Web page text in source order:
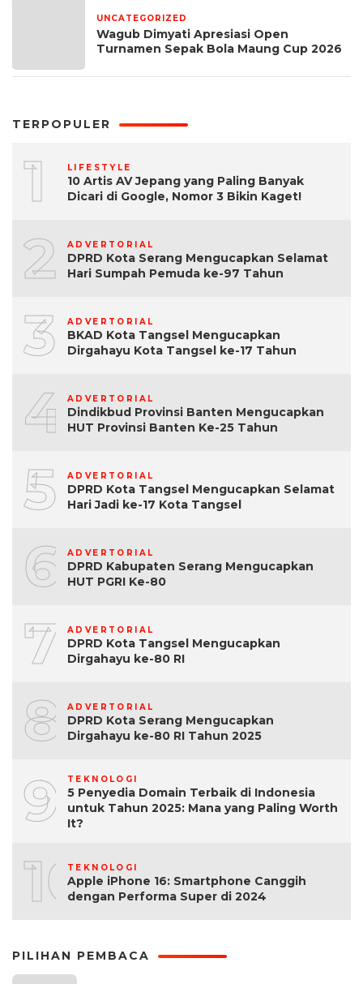
UNCATEGORIZED
Wagub Dimyati Apresiasi Open
Turnamen Sepak Bola Maung Cup 2026
TERPOPULER
1 LIFESTYLE
10 Artis AV Jepang yang Paling Banyak
Dicari di Google, Nomor 3 Bikin Kaget!
2 ADVERTORIAL
DPRD Kota Serang Mengucapkan Selamat
Hari Sumpah Pemuda ke-97 Tahun
3 ADVERTORIAL
BKAD Kota Tangsel Mengucapkan
Dirgahayu Kota Tangsel ke-17 Tahun
4 ADVERTORIAL
Dindikbud Provinsi Banten Mengucapkan
HUT Provinsi Banten Ke-25 Tahun
5 ADVERTORIAL
DPRD Kota Tangsel Mengucapkan Selamat
Hari Jadi ke-17 Kota Tangsel
6 ADVERTORIAL
DPRD Kabupaten Serang Mengucapkan
HUT PGRI Ke-80
7 ADVERTORIAL
DPRD Kota Tangsel Mengucapkan
Dirgahayu ke-80 RI
8 ADVERTORIAL
DPRD Kota Serang Mengucapkan
Dirgahayu ke-80 RI Tahun 2025
9 TEKNOLOGI
5 Penyedia Domain Terbaik di Indonesia
untuk Tahun 2025: Mana yang Paling Worth
It?
10TEKNOLOGI
Apple iPhone 16: Smartphone Canggih
dengan Performa Super di 2024
PILIHAN PEMBACA